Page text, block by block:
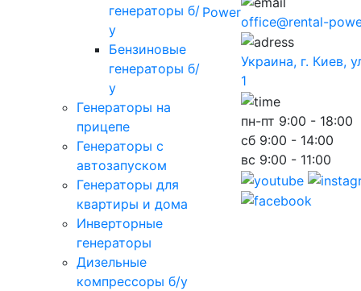
генераторы б/
у
Бензиновые
генераторы б/
у
Генераторы на
прицепе
Генераторы с
автозапуском
Генераторы для
квартиры и дома
Инверторные
генераторы
Дизельные
компрессоры б/у
office@rental-
Украина, г. Киев,
1
пн-пт 9:00 - 18:00
сб 9:00 - 14:00
вс 9:00 - 11:00